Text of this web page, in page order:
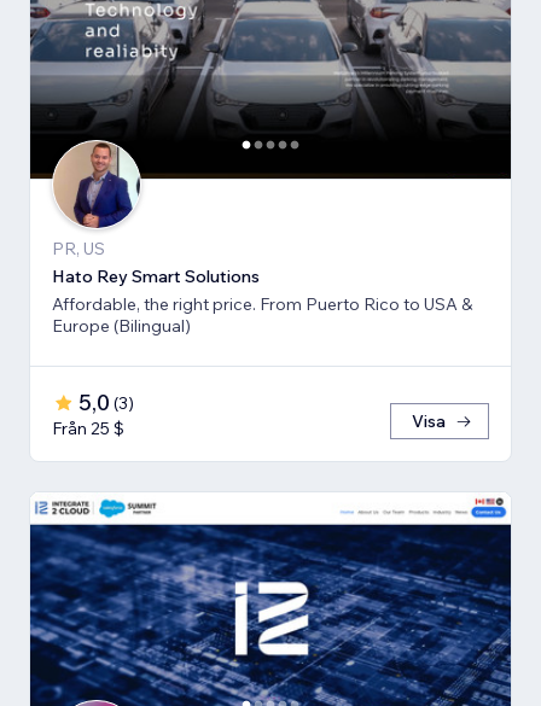
PR, US
Hato Rey Smart Solutions
Affordable, the right price. From Puerto Rico to USA &
Europe (Bilingual)
5,0 (3)
Från 25 $
Visa